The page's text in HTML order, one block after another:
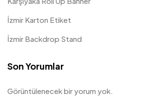
İzmir Karton Etiket
İzmir Backdrop Stand
Son Yorumlar
Görüntülenecek bir yorum yok.